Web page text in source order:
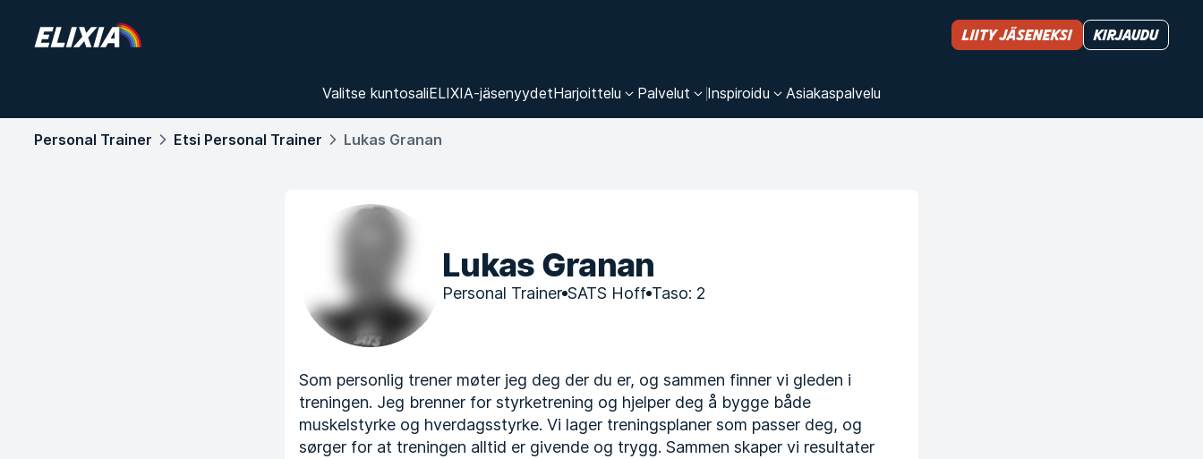
Valitse kuntosaliELIXIA-jäsenyydetHarjoittelu Palvelut Inspiroidu Asiakas­palvelu
Liity jäseneksi Kirjaudu
Personal Trainer Etsi Personal Trainer Lukas Granan
Lukas Granan
Personal Trainer SATS Hoff Taso: 2
Som personlig trener møter jeg deg der du er, og sammen finner vi gleden i
treningen. Jeg brenner for styrketrening og hjelper deg å bygge både
muskelstyrke og hverdagsstyrke. Vi lager treningsplaner som passer deg, og
sørger for at treningen alltid er givende og trygg. Sammen skaper vi resultater